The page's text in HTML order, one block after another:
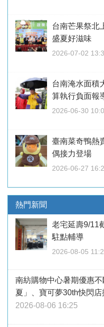
台南芒果祭
盛夏好滋味
2026-07-02
台南淹水面
算執行負面報
2026-06-30
臺南菜奇鴨熱
偶接力登場
2026-06-27
熱門新聞
老宅延壽9/11
駐點輔導
2026-08-05
南紡購物中心暑期優惠
夏」、寶可夢30th快閃店
2026-08-06 16:25